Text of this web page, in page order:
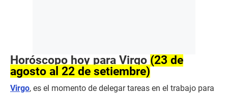
Horóscopo hoy para Virgo (23 de
agosto al 22 de setiembre)
Virgo, es el momento de delegar tareas en el trabajo para